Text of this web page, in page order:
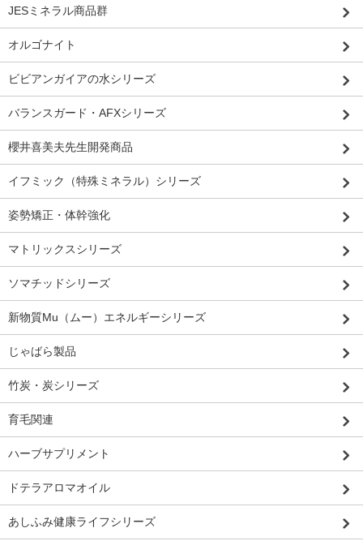
JESミネラル商品群
オルゴナイト
ビビアンガイアの水シリーズ
バランスガード・AFXシリーズ
櫻井喜美夫先生開発商品
イフミック（特殊ミネラル）シリーズ
姿勢矯正・体幹強化
マトリックスシリーズ
ソマチッドシリーズ
新物質Mu（ムー）エネルギーシリーズ
じゃばら製品
竹炭・炭シリーズ
育毛関連
ハーブサプリメント
ドテラアロマオイル
あしふみ健康ライフシリーズ